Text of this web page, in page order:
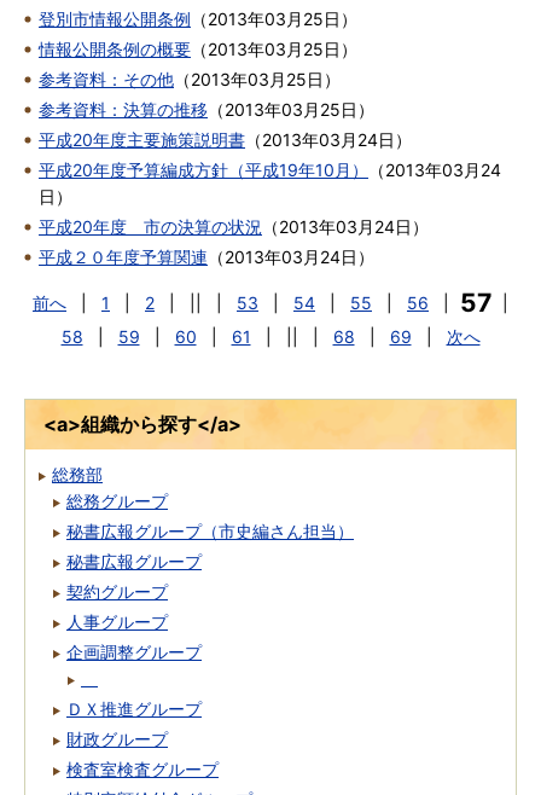
登別市情報公開条例 （2013年03月25日 ）
情報公開条例の概要 （2013年03月25日 ）
参考資料：その他 （2013年03月25日 ）
参考資料：決算の推移 （2013年03月25日 ）
平成20年度主要施策説明書 （2013年03月24日 ）
平成20年度予算編成方針（平成19年10月）
（2013年03月24
日 ）
平成20年度 市の決算の状況
（2013年03月24日 ）
平成２０年度予算関連 （2013年03月24日 ）
前へ 1 2 53 54 55 56 57
58
59 60 61 68 69 次へ
<a>組織から探す</a>
総務部
総務グループ
秘書広報グループ（市史編さん担当）
秘書広報グループ
契約グループ
人事グループ
企画調整グループ
ＤＸ推進グループ
財政グループ
検査室検査グループ